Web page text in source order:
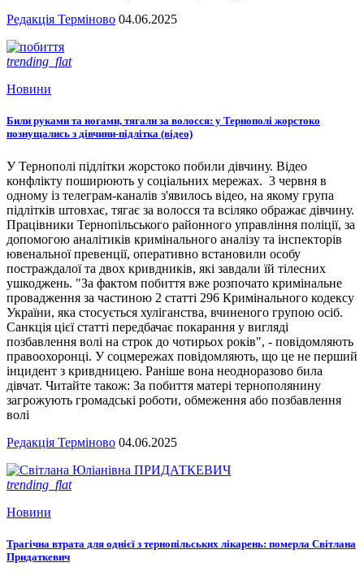
Редакція Терміново 04.06.2025
trending_flat
Новини
Били руками та ногами, тягали за волосся: у Тернополі жорстоко
познущались з дівчини-підлітка (відео)
У Тернополі підлітки жорстоко побили дівчину. Відео
конфлікту поширюють у соціальних мережах. 3 червня в
одному із телеграм-каналів з'явилось відео, на якому група
підлітків штовхає, тягає за волосся та всіляко ображає дівчину.
Працівники Тернопільського районного управління поліції, за
допомогою аналітиків кримінального аналізу та інспекторів
ювенальної превенції, оперативно встановили особу
постраждалої та двох кривдників, які завдали їй тілесних
ушкоджень. "За фактом побиття вже розпочато кримінальне
провадження за частиною 2 статті 296 Кримінального кодексу
України, яка стосується хуліганства, вчиненого групою осіб.
Санкція цієї статті передбачає покарання у вигляді
позбавлення волі на строк до чотирьох років", - повідомляють
правоохоронці. У соцмережах повідомляють, що це не перший
інцидент з кривдницею. Раніше вона неодноразово била
дівчат. Читайте також: За побиття матері тернополянину
загрожують громадські роботи, обмеження або позбавлення
волі
Редакція Терміново 04.06.2025
trending_flat
Новини
Трагічна втрата для однієї з тернопільських лікарень: померла Світлана
Придаткевич